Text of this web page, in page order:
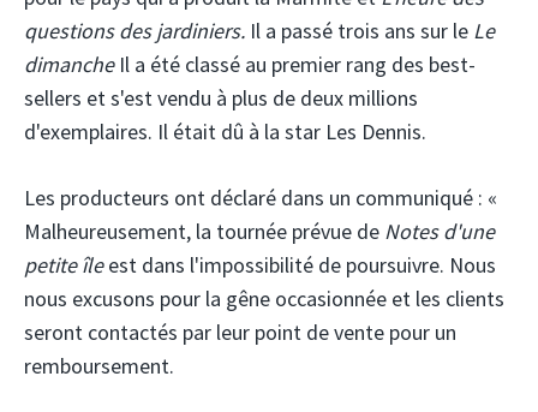
questions des jardiniers. Il a passé trois ans sur le Le
dimancheIl a été classé au premier rang des best-
sellers et s'est vendu à plus de deux millions
d'exemplaires. Il était dû à la star Les Dennis.
Les producteurs ont déclaré dans un communiqué : «
Malheureusement, la tournée prévue de Notes d'une
petite îleest dans l'impossibilité de poursuivre. Nous
nous excusons pour la gêne occasionnée et les clients
seront contactés par leur point de vente pour un
remboursement.